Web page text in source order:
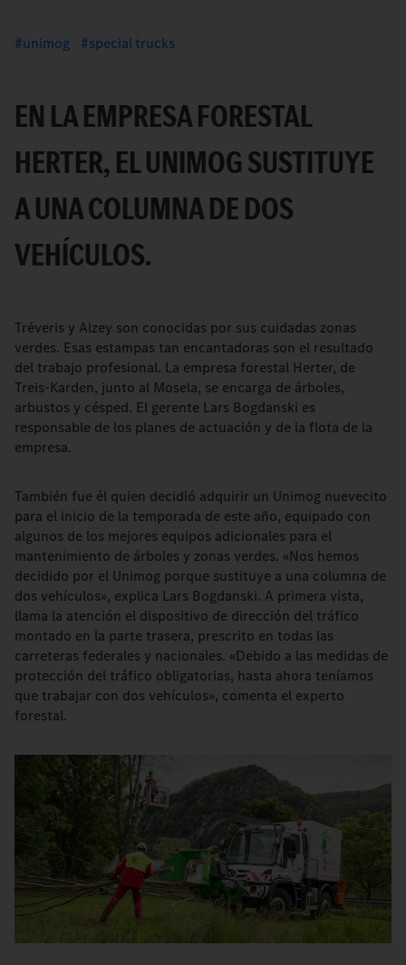
unimog special trucks
EN LA EMPRESA FORESTAL
HERTER, EL UNIMOG SUSTITUYE
A UNA COLUMNA DE DOS
VEHÍCULOS.
Tréveris y Alzey son conocidas por sus cuidadas zonas
verdes. Esas estampas tan encantadoras son el resultado
del trabajo profesional. La empresa forestal Herter, de
Treis-Karden, junto al Mosela, se encarga de árboles,
arbustos y césped. El gerente Lars Bogdanski es
responsable de los planes de actuación y de la flota de la
empresa.
También fue él quien decidió adquirir un Unimog nuevecito
para el inicio de la temporada de este año, equipado con
algunos de los mejores equipos adicionales para el
mantenimiento de árboles y zonas verdes. «Nos hemos
decidido por el Unimog porque sustituye a una columna de
dos vehículos», explica Lars Bogdanski. A primera vista,
llama la atención el dispositivo de dirección del tráfico
montado en la parte trasera, prescrito en todas las
carreteras federales y nacionales. «Debido a las medidas de
protección del tráfico obligatorias, hasta ahora teníamos
que trabajar con dos vehículos», comenta el experto
forestal.